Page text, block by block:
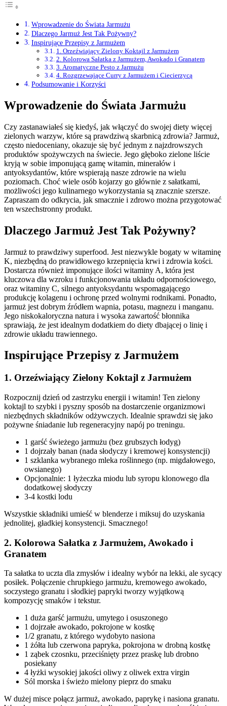
Wprowadzenie do Świata Jarmużu
Dlaczego Jarmuż Jest Tak Pożywny?
Inspirujące Przepisy z Jarmużem
1. Orzeźwiający Zielony Koktajl z Jarmużem
2. Kolorowa Sałatka z Jarmużem, Awokado i Granatem
3. Aromatyczne Pesto z Jarmużu
4. Rozgrzewające Curry z Jarmużem i Ciecierzycą
Podsumowanie i Korzyści
Wprowadzenie do Świata Jarmużu
Czy zastanawiałeś się kiedyś, jak włączyć do swojej diety więcej
zielonych warzyw, które są prawdziwą skarbnicą zdrowia? Jarmuż,
często niedoceniany, okazuje się być jednym z najzdrowszych
produktów spożywczych na świecie. Jego głęboko zielone liście
kryją w sobie imponującą gamę witamin, minerałów i
antyoksydantów, które wspierają nasze zdrowie na wielu
poziomach. Choć wiele osób kojarzy go głównie z sałatkami,
możliwości jego kulinarnego wykorzystania są znacznie szersze.
Zapraszam do odkrycia, jak smacznie i zdrowo można przygotować
ten wszechstronny produkt.
Dlaczego Jarmuż Jest Tak Pożywny?
Jarmuż to prawdziwy superfood. Jest niezwykle bogaty w witaminę
K, niezbędną do prawidłowego krzepnięcia krwi i zdrowia kości.
Dostarcza również imponujące ilości witaminy A, która jest
kluczowa dla wzroku i funkcjonowania układu odpornościowego,
oraz witaminy C, silnego antyoksydantu wspomagającego
produkcję kolagenu i ochronę przed wolnymi rodnikami. Ponadto,
jarmuż jest dobrym źródłem wapnia, potasu, magnezu i manganu.
Jego niskokaloryczna natura i wysoka zawartość błonnika
sprawiają, że jest idealnym dodatkiem do diety dbającej o linię i
zdrowie układu trawiennego.
Inspirujące Przepisy z Jarmużem
1. Orzeźwiający Zielony Koktajl z Jarmużem
Rozpocznij dzień od zastrzyku energii i witamin! Ten zielony
koktajl to szybki i pyszny sposób na dostarczenie organizmowi
niezbędnych składników odżywczych. Idealnie sprawdzi się jako
pożywne śniadanie lub regeneracyjny napój po treningu.
1 garść świeżego jarmużu (bez grubszych łodyg)
1 dojrzały banan (nada słodyczy i kremowej konsystencji)
1 szklanka wybranego mleka roślinnego (np. migdałowego,
owsianego)
Opcjonalnie: 1 łyżeczka miodu lub syropu klonowego dla
dodatkowej słodyczy
3-4 kostki lodu
Wszystkie składniki umieść w blenderze i miksuj do uzyskania
jednolitej, gładkiej konsystencji. Smacznego!
2. Kolorowa Sałatka z Jarmużem, Awokado i
Granatem
Ta sałatka to uczta dla zmysłów i idealny wybór na lekki, ale sycący
posiłek. Połączenie chrupkiego jarmużu, kremowego awokado,
soczystego granatu i słodkiej papryki tworzy wyjątkową
kompozycję smaków i tekstur.
1 duża garść jarmużu, umytego i osuszonego
1 dojrzałe awokado, pokrojone w kostkę
1/2 granatu, z którego wydobyto nasiona
1 żółta lub czerwona papryka, pokrojona w drobną kostkę
1 ząbek czosnku, przeciśnięty przez praskę lub drobno
posiekany
4 łyżki wysokiej jakości oliwy z oliwek extra virgin
Sól morska i świeżo mielony pieprz do smaku
W dużej misce połącz jarmuż, awokado, paprykę i nasiona granatu.